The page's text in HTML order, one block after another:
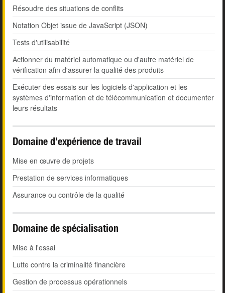
Résoudre des situations de conflits
Notation Objet issue de JavaScript (JSON)
Tests d'utilisabilité
Actionner du matériel automatique ou d'autre matériel de
vérification afin d'assurer la qualité des produits
Exécuter des essais sur les logiciels d'application et les
systèmes d'information et de télécommunication et documenter
leurs résultats
Domaine d'expérience de travail
Mise en œuvre de projets
Prestation de services informatiques
Assurance ou contrôle de la qualité
Domaine de spécialisation
Mise à l'essai
Lutte contre la criminalité financière
Gestion de processus opérationnels